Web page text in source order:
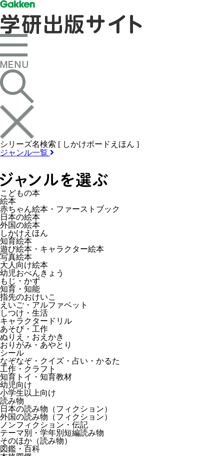
シリーズ名検索 [ しかけボードえほん ]
ジャンル一覧
こどもの本
絵本
赤ちゃん絵本・ファーストブック
日本の絵本
外国の絵本
しかけえほん
知育絵本
遊び絵本・キャラクター絵本
写真絵本
大人向け絵本
幼児おべんきょう
もじ・かず
知育・知能
指先のおけいこ
えいご・アルファベット
しつけ・生活
キャラクタードリル
あそび・工作
ぬりえ・おえかき
おりがみ・あやとり
シール
なぞなぞ・クイズ・占い・かるた
工作・クラフト
知育トイ・知育教材
幼児向け
小学生以上向け
読み物
日本の読み物（フィクション）
外国の読み物（フィクション）
ノンフィクション・伝記
テーマ別・学年別短編読み物
そのほか（読み物）
図鑑・百科